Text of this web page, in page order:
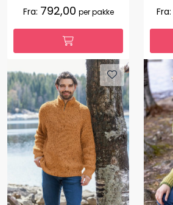
Fra: 792,00 per pakke Fra: